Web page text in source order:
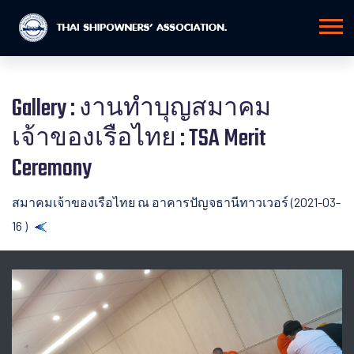
Gallery : งานทำบุญสมาคม
เจ้าของเรือไทย : TSA Merit
Ceremony
สมาคมเจ้าของเรือไทย ณ อาคารปัญจธานีทาวเวอร์ (2021-03-
16 )